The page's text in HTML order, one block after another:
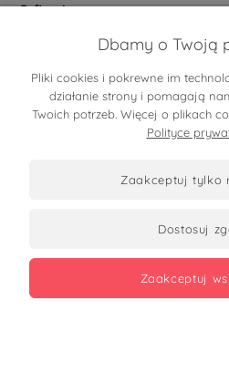
O firmie
Certyfikaty
Dbamy o Twoją
Pliki cookies i pokrewne im
działanie strony i pomagają
Twoich potrzeb. Więcej o plikach
Polityce
zaakceptuj tylko
dostosuj
zaakceptuj